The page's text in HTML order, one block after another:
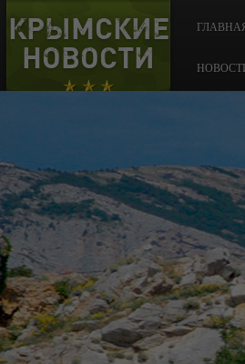
КРЫМСКИЕ
НОВОСТИ